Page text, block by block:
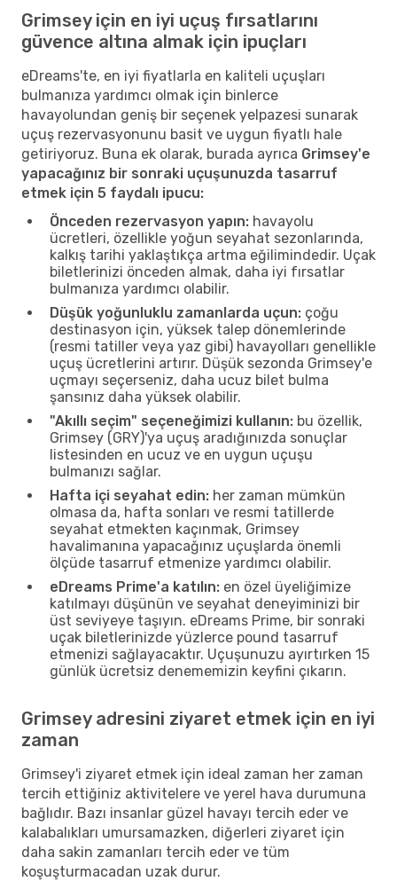
Grimsey için en iyi uçuş fırsatlarını
güvence altına almak için ipuçları
eDreams'te, en iyi fiyatlarla en kaliteli uçuşları
bulmanıza yardımcı olmak için binlerce
havayolundan geniş bir seçenek yelpazesi sunarak
uçuş rezervasyonunu basit ve uygun fiyatlı hale
getiriyoruz. Buna ek olarak, burada ayrıca Grimsey'e
yapacağınız bir sonraki uçuşunuzda tasarruf
etmek için 5 faydalı ipucu:
Önceden rezervasyon yapın: havayolu
ücretleri, özellikle yoğun seyahat sezonlarında,
kalkış tarihi yaklaştıkça artma eğilimindedir. Uçak
biletlerinizi önceden almak, daha iyi fırsatlar
bulmanıza yardımcı olabilir.
Düşük yoğunluklu zamanlarda uçun: çoğu
destinasyon için, yüksek talep dönemlerinde
(resmi tatiller veya yaz gibi) havayolları genellikle
uçuş ücretlerini artırır. Düşük sezonda Grimsey'e
uçmayı seçerseniz, daha ucuz bilet bulma
şansınız daha yüksek olabilir.
"Akıllı seçim" seçeneğimizi kullanın: bu özellik,
Grimsey (GRY)'ya uçuş aradığınızda sonuçlar
listesinden en ucuz ve en uygun uçuşu
bulmanızı sağlar.
Hafta içi seyahat edin: her zaman mümkün
olmasa da, hafta sonları ve resmi tatillerde
seyahat etmekten kaçınmak, Grimsey
havalimanına yapacağınız uçuşlarda önemli
ölçüde tasarruf etmenize yardımcı olabilir.
eDreams Prime'a katılın: en özel üyeliğimize
katılmayı düşünün ve seyahat deneyiminizi bir
üst seviyeye taşıyın. eDreams Prime, bir sonraki
uçak biletlerinizde yüzlerce pound tasarruf
etmenizi sağlayacaktır. Uçuşunuzu ayırtırken 15
günlük ücretsiz denememizin keyfini çıkarın.
Grimsey adresini ziyaret etmek için en iyi
zaman
Grimsey'i ziyaret etmek için ideal zaman her zaman
tercih ettiğiniz aktivitelere ve yerel hava durumuna
bağlıdır. Bazı insanlar güzel havayı tercih eder ve
kalabalıkları umursamazken, diğerleri ziyaret için
daha sakin zamanları tercih eder ve tüm
koşuşturmacadan uzak durur.